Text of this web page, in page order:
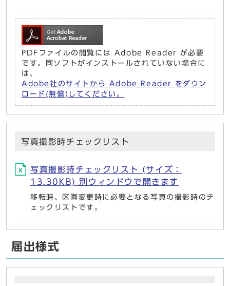
PDFファイルの閲覧には Adobe Reader が必要
です。同ソフトがインストールされていない場合に
は、
Adobe社のサイトから Adobe Reader をダウン
ロード(無償)してください。
写真撮影時チェックリスト
写真撮影時チェックリスト (サイズ：
13.30KB) 別ウィンドウで開きます
移転時、区画変更時に必要となる写真の撮影時のチ
ェックリストです。
届出様式